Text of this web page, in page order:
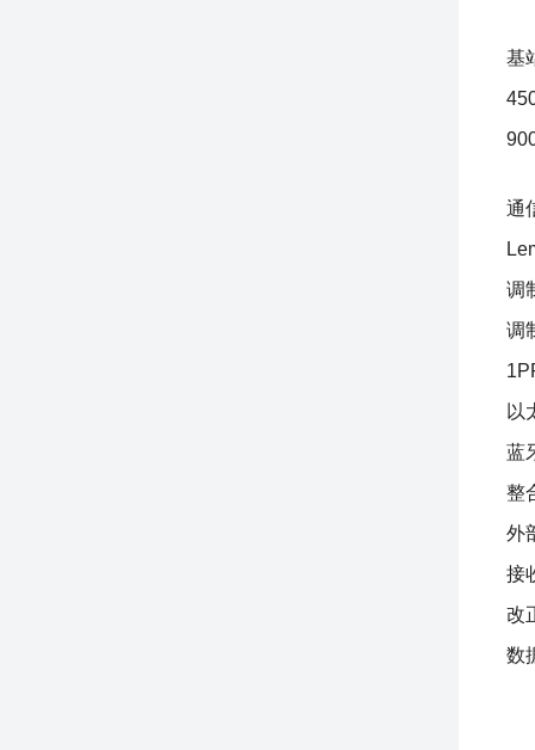
基
通
调
调
以
蓝
整
外
接
改
数